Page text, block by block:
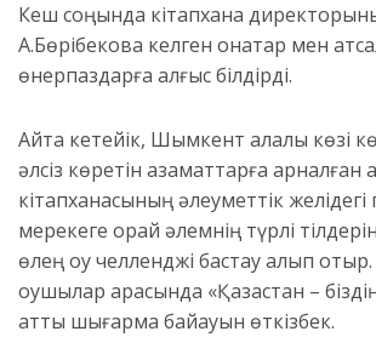
Кеш соңында кітапхана
А.Бөрібекова келген қонақтар мен
өнерпаздарға алғыс білдірді.
Айта кетейік, Шымкент қалалық көзі
әлсіз көретін азаматтарға арналған
кітапханасының әлеуметтік
мерекеге орай әлемнің түрлі
өлең оқу челленджі бастау алып отыр.
оқушылар арасында «Қазақстан –
атты шығарма байқауын өткізбек.